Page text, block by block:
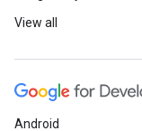
View all
Android